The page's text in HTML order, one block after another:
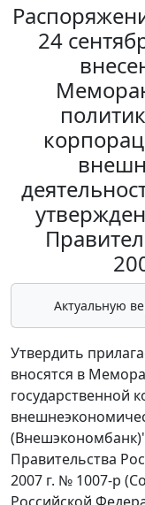
24
Актуальную
Утвердить
вносятся в
государственной
Правительства
2007 г. № 1007-р